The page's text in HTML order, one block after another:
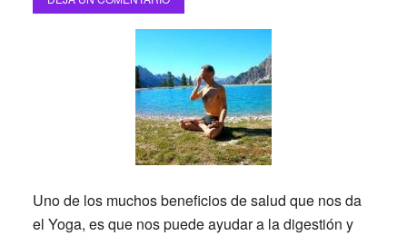
Uno de los muchos beneficios de salud que nos da
el Yoga, es que nos puede ayudar a la digestión y